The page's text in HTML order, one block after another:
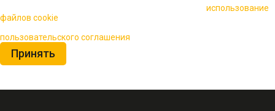
использование
файлов cookie
пользовательского соглашения
Принять